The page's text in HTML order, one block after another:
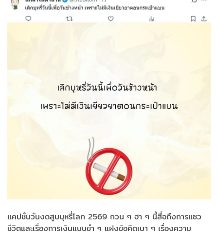
แคปชั่นวันงดสูบบุหรี่โลก 2569 กวน ๆ ฮา ๆ นี้สื่อถึงการแซว
ชีวิตและเรื่องการเงินแบบขำ ๆ แฝงข้อคิดเบา ๆ เรื่องความ